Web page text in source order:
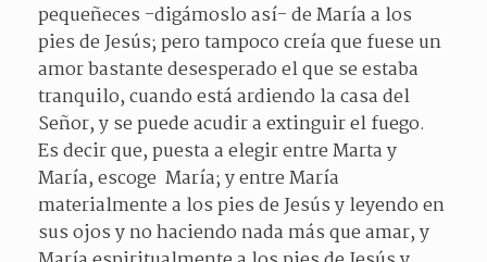
pequeñeces -digámoslo así- de María a los
pies de Jesús; pero tampoco creía que fuese un
amor bastante desesperado el que se estaba
tranquilo, cuando está ardiendo la casa del
Señor, y se puede acudir a extinguir el fuego.
Es decir que, puesta a elegir entre Marta y
María, escoge María; y entre María
materialmente a los pies de Jesús y leyendo en
sus ojos y no haciendo nada más que amar, y